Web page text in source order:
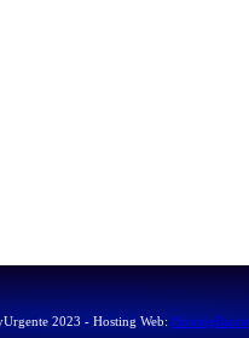
2023 - Hosting Web: